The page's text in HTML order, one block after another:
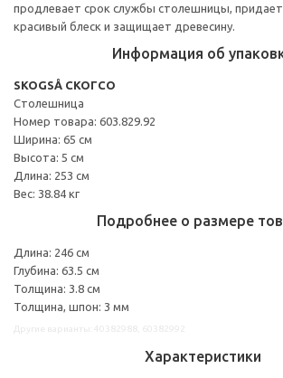
продлевает срок службы столешницы,
красивый блеск и защищает древесину.
Информация об
SKOGSÅ СКОГСО
Столешница
Номер товара: 603.829.92
Ширина: 65 см
Высота: 5 см
Длина: 253 см
Вес: 38.84 кг
Подробнее о размере
Длина: 246 см
Глубина: 63.5 см
Толщина: 3.8 см
Толщина, шпон: 3 мм
Характеристики